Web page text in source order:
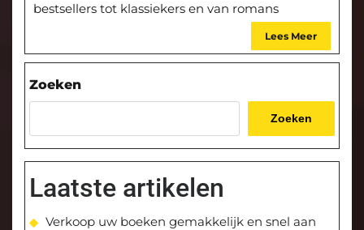
bestsellers tot klassiekers en van romans
Lees Meer
Zoeken
Zoeken
Laatste artikelen
Verkoop uw boeken gemakkelijk en snel aan